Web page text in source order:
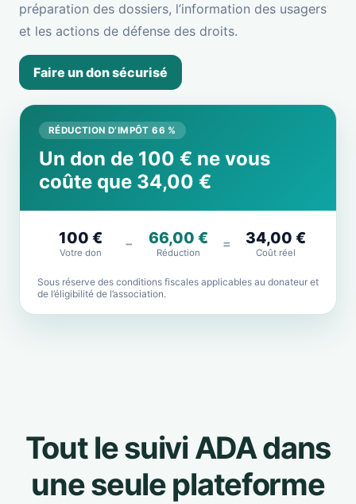
préparation des dossiers, l’information des usagers
et les actions de défense des droits.
Faire un don sécurisé
RÉDUCTION D’IMPÔT 66 %
Un don de 100 € ne vous
coûte que 34,00 €
100 €
Votre don
− 66,00 €
Réduction
= 34,00 €
Coût réel
Sous réserve des conditions fiscales applicables au donateur et
de l’éligibilité de l’association.
Tout le suivi ADA dans
une seule plateforme